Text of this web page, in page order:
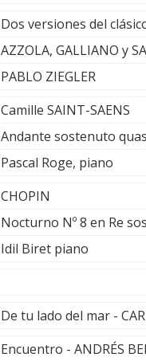
Dos versiones del
AZZOLA, GALLIANO y
PABLO ZIEGLER
Camille SAINT-SAENS
Andante sostenuto
Pascal Roge, piano
CHOPIN
Nocturno Nº 8 en Re
Idil Biret piano
De tu lado del mar -
Encuentro - ANDRÉS